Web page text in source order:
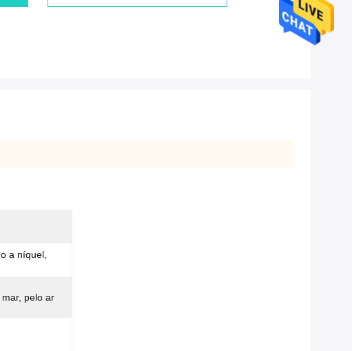
a níquel,
pelo ar